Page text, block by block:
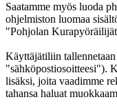
Saatamme myös luoda
ohjelmiston luomaa
"Pohjolan
Käyttäjätiliin
"sähköpostiosoitteesi").
lisäksi, joita vaadimme
tahansa haluat